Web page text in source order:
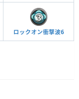
ロックオン衝撃波6